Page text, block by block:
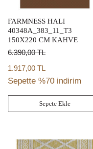
FARMNESS HALI
40348A_383_11_T3
150X220 CM KAHVE
6.390,00TL
1.917,00 TL
Sepette %70 indirim
Sepete Ekle